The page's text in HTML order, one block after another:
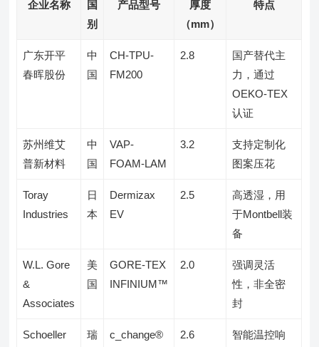
企业名称
国
别
产品型号
厚度
（mm）
特点
广东开平
春晖股份
中
国
CH-TPU-
FM200
2.8
国产替代主
力，通过
OEKO-TEX
认证
苏州维艾
普新材料
中
国
VAP-
FOAM-LAM
3.2
支持定制化
图案压花
Toray
Industries
日
本
Dermizax
EV
2.5
高透湿，用
于Montbell装
备
W.L. Gore
&
Associates
美
国
GORE-TEX
INFINIUM™
2.0
强调灵活
性，非全密
封
Schoeller
瑞
c_change® 2.6
智能温控响